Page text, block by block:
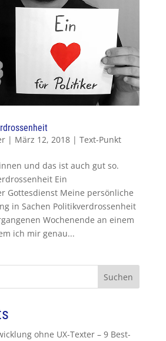
| März 12, 2018| Text-Punkt
und das ist auch gut so.
Ein
Gottesdienst Meine persönliche
in Sachen Politikverdrossenheit
Wochenende an einem
ich mir genau...
Suchen
ohne UX-Texter – 9 Best-